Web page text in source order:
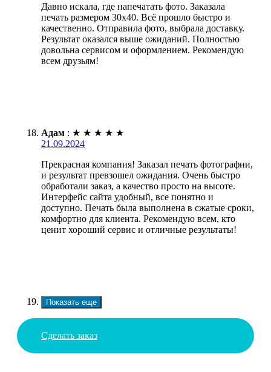
Давно искала, где напечатать фото. Заказала
печать размером 30х40. Всё прошло быстро и
качественно. Отправила фото, выбрала доставку.
Результат оказался выше ожиданий. Полностью
довольна сервисом и оформлением. Рекомендую
всем друзьям!
Адам : ★ ★ ★ ★ ★
21.09.2024
Прекрасная компания! Заказал печать фотографии,
и результат превзошел ожидания. Очень быстро
обработали заказ, а качество просто на высоте.
Интерфейс сайта удобный, все понятно и
доступно. Печать была выполнена в сжатые сроки,
комфортно для клиента. Рекомендую всем, кто
ценит хороший сервис и отличные результаты!
Показать еще
Сделать заказ